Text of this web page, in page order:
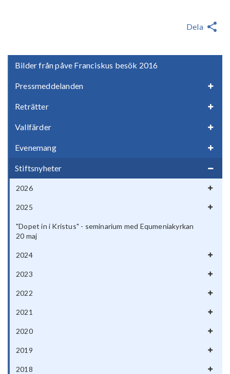
Bilder från påve Franciskus besök 2016
Pressmeddelanden
Reträtter
Vallfärder
Evenemang
Stiftsnyheter
2026
2025
"Dopet in i Kristus" - seminarium med Equmeniakyrkan
20 maj
2024
2023
2022
2021
2020
2019
2018
Dela